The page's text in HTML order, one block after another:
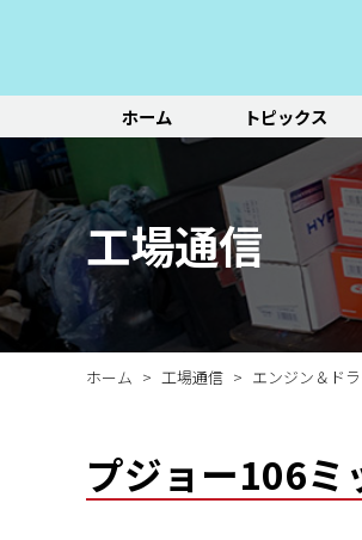
ホーム トピックス
整備メニュー
レッドポイントが推奨す
る、すべての車種に共通
する基本整備と、車両の
状態に応じた３段階のセ
ットメニューをご紹介し
ます。
一覧ページ
エ
初
レッドポイント
パーツ
オリジナル&おすすめパ
ーツのご紹介
一覧ページ
ル
その他のサービ
ス
新車の販売や中古車販
売、ならびに買い取りや
レンタカー等のサービス
を行なっております。
一覧ページ
工場通信
ホーム 工場通信 エンジン＆ド
プジョー106ミ